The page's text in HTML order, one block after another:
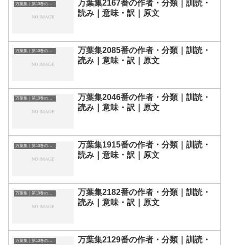
万葉集｜第10巻の和歌一覧
万葉集2167番の作者・分類｜訓読・
読み｜意味・訳｜原文
万葉集｜第10巻の和歌一覧
万葉集2085番の作者・分類｜訓読・
読み｜意味・訳｜原文
万葉集｜第10巻の和歌一覧
万葉集2046番の作者・分類｜訓読・
読み｜意味・訳｜原文
万葉集｜第10巻の和歌一覧
万葉集1915番の作者・分類｜訓読・
読み｜意味・訳｜原文
万葉集｜第10巻の和歌一覧
万葉集2182番の作者・分類｜訓読・
読み｜意味・訳｜原文
万葉集｜第10巻の和歌一覧
万葉集2129番の作者・分類｜訓読・